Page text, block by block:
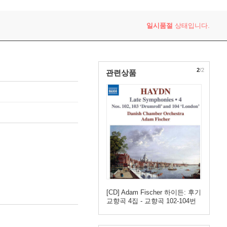
일시품절 상태입니다.
관련상품
[CD] Adam Fischer 하이든: 후기
교향곡 4집 - 교향곡 102-104번
2/2